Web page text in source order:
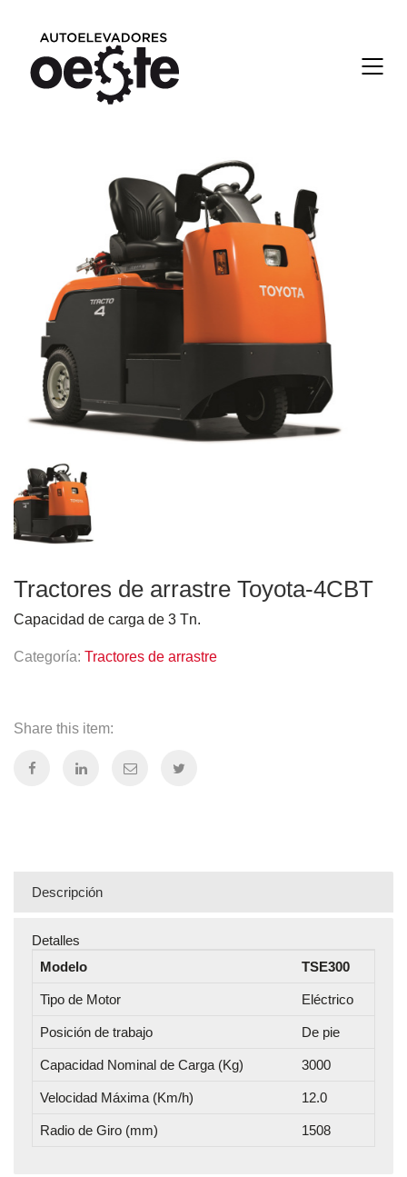
Tractores de arrastre Toyota-4CBT
Capacidad de carga de 3 Tn.
Categoría: Tractores de arrastre
Share this item:
Descripción
Detalles
Modelo
TSE300
Tipo de Motor Eléctrico
Posición de trabajo De pie
Capacidad Nominal de Carga (Kg) 3000
Velocidad Máxima (Km/h) 12.0
Radio de Giro (mm) 1508